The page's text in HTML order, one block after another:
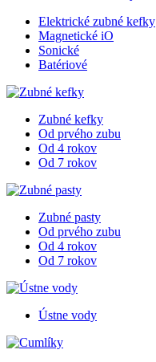
Elektrické zubné kefky
Magnetické iO
Sonické
Batériové
Zubné kefky
Od prvého zubu
Od 4 rokov
Od 7 rokov
Zubné pasty
Od prvého zubu
Od 4 rokov
Od 7 rokov
Ústne vody